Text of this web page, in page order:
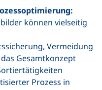
können vielseitig
Vermeidung
Gesamtkonzept
Prozess in